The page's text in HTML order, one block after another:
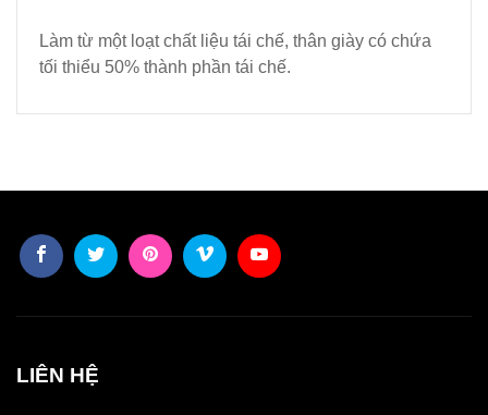
Làm từ một loạt chất liệu tái chế, thân giày có chứa
tối thiểu 50% thành phần tái chế.
LIÊN HỆ